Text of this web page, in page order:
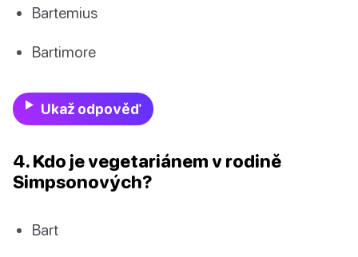
Bartemius
Bartimore
Ukaž odpověď
4. Kdo je vegetariánem v rodině
Simpsonových?
Bart